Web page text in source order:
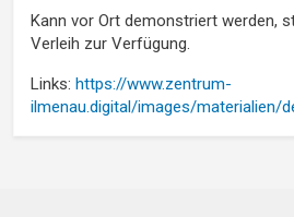
Kann vor Ort demonstriert werden,
Verleih zur Verfügung.
Links: https://www.zentrum-
ilmenau.digital/images/materialien/